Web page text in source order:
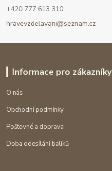
+420 777 613 310
hravevzdelavani@seznam.cz
Informace pro zákazníky
O nás
Obchodní podmínky
Poštovné a doprava
Doba odesílání balíků